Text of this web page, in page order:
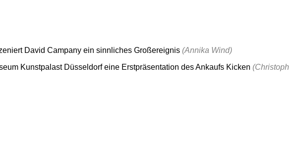
David Campany ein sinnliches Großereignis (Annika Wind)
Kunstpalast Düsseldorf eine Erstpräsentation des Ankaufs Kicken (Christoph